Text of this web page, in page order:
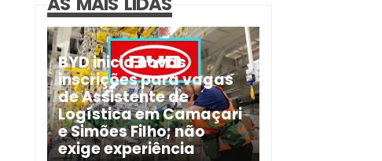
BYD inicia novas
inscrições para vagas
de Assistente de
Logística em Camaçari
e Simões Filho; não
exige experiência